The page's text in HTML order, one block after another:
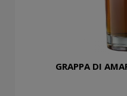
GRAPPA DI